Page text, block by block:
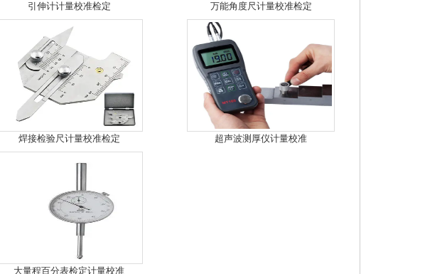
引伸计计量校准检定 万能角度尺计量校准检定
焊接检验尺计量校准检定 超声波测厚仪计量校准
大量程百分表检定计量校准